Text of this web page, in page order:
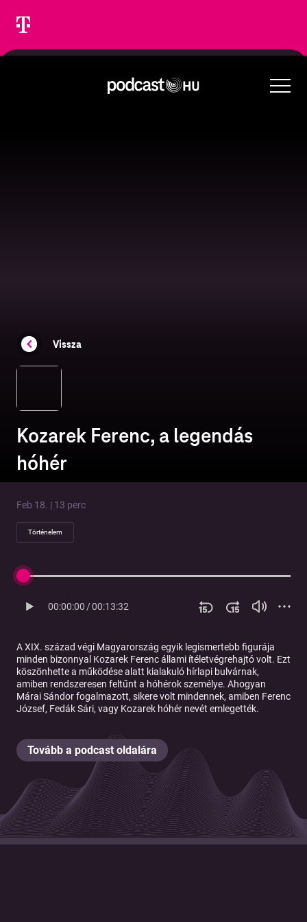
Vissza
Kozarek Ferenc, a legendás
hóhér
Feb 18. | 13 perc
Történelem
00:00:00/00:13:32
A XIX. század végi Magyarország egyik legismertebb figurája
minden bizonnyal Kozarek Ferenc állami ítéletvégrehajtó volt. Ezt
köszönhette a működése alatt kialakuló hírlapi bulvárnak,
amiben rendszeresen feltűnt a hóhérok személye. Ahogyan
Márai Sándor fogalmazott, sikere volt mindennek, amiben Ferenc
József, Fedák Sári, vagy Kozarek hóhér nevét emlegették.
Tovább a podcast oldalára